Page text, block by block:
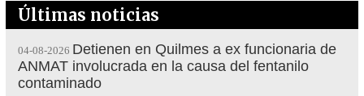
Últimas noticias
04-08-2026 Detienen en Quilmes a ex funcionaria de
ANMAT involucrada en la causa del fentanilo
contaminado